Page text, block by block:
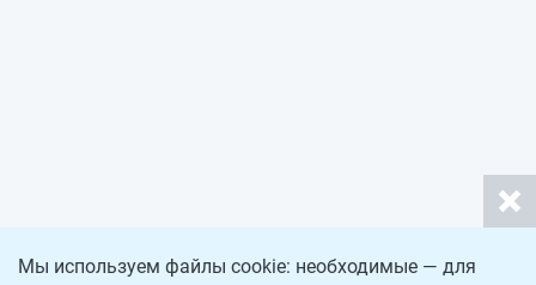
Мы используем файлы cookie: необходимые — для